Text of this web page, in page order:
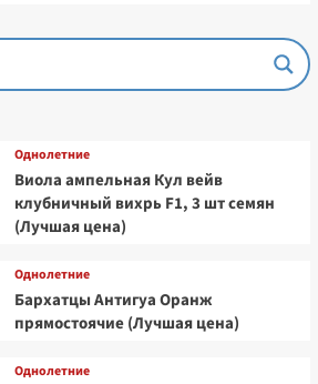
Роуз, 3 шт семян (Лучшая
Однолетние
Виола ампельная Кул вейв
клубничный вихрь F1, 3 шт семян
(Лучшая цена)
Однолетние
Бархатцы Антигуа Оранж
прямостоячие (Лучшая цена)
Однолетние